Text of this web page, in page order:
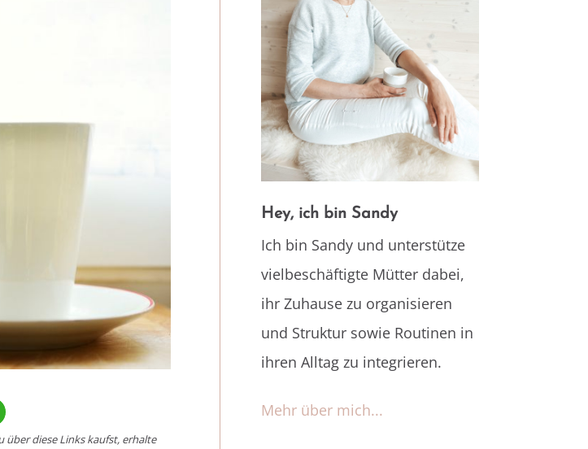
über diese Links kaufst, erhalte
Hey, ich bin Sandy
Ich bin Sandy und unterstütze
vielbeschäftigte Mütter dabei,
ihr Zuhause zu organisieren
und Struktur sowie Routinen in
ihren Alltag zu integrieren.
Mehr über mich...